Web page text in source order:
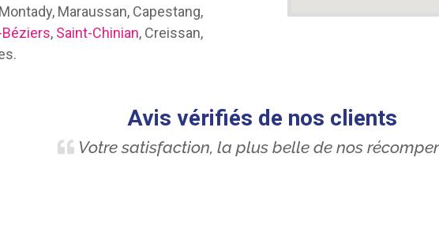
Maraussan, Capestang,
, Saint-Chinian, Creissan,
Avis vérifiés de nos clients
Votre satisfaction, la plus belle de nos